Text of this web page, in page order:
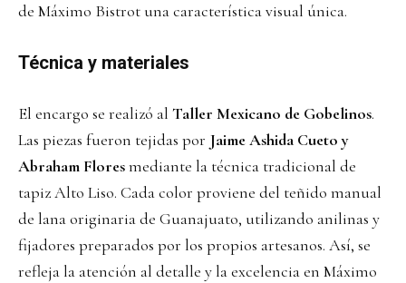
de Máximo Bistrot una característica visual única.
Técnica y materiales
El encargo se realizó al Taller Mexicano de Gobelinos.
Las piezas fueron tejidas por Jaime Ashida Cueto y
Abraham Floresmediante la técnica tradicional de
tapiz Alto Liso. Cada color proviene del teñido manual
de lana originaria de Guanajuato, utilizando anilinas y
fijadores preparados por los propios artesanos. Así, se
refleja la atención al detalle y la excelencia en Máximo